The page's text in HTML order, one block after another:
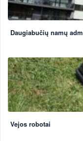
Daugiabučių namų
Vejos robotai